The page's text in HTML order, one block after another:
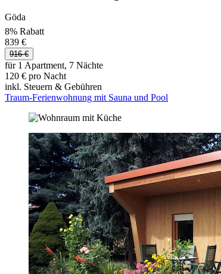
Göda
8% Rabatt
839 €
916 €
für 1 Apartment, 7 Nächte
120 € pro Nacht
inkl. Steuern & Gebühren
Traum-Ferienwohnung mit Sauna und Pool